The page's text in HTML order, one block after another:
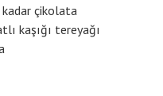
çikolata
kaşığı tereyağı